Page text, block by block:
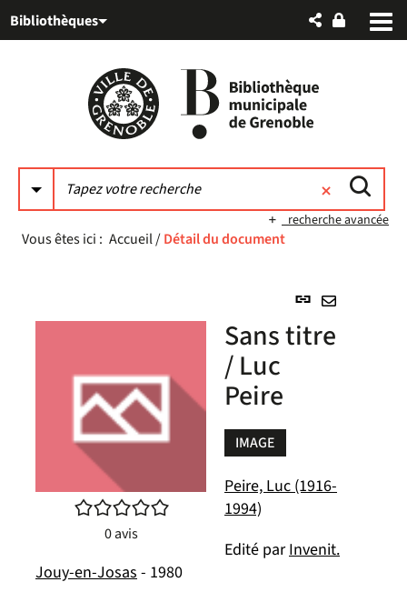
au
auBibliothèques
recherche avancée
Vous êtes ici : Accueil/Détail du document
Lien
(Nouvelle
par
/5
0avis
Sans titre
/ Luc
Peire
IMAGE
Peire, Luc (1916-
1994)
Edité parInvenit.
Jouy-en-Josas- 1980